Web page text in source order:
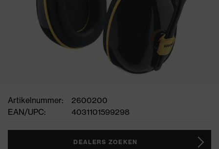
Artikelnummer:
2600200
EAN/UPC:
4031101599298
DEALERS ZOEKEN